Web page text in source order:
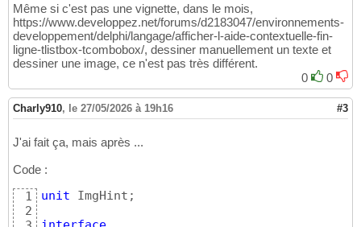
Même si c'est pas une vignette, dans le mois,
https://www.developpez.net/forums/d2183047/environnements-
developpement/delphi/langage/afficher-l-aide-contextuelle-fin-
ligne-tlistbox-tcombobox/, dessiner manuellement un texte et
dessiner une image, ce n'est pas très différent.
0
0
Charly910, le 27/05/2026 à 19h16 #3
J'ai fait ça, mais après ...
Code :
1
2
unit ImgHint;